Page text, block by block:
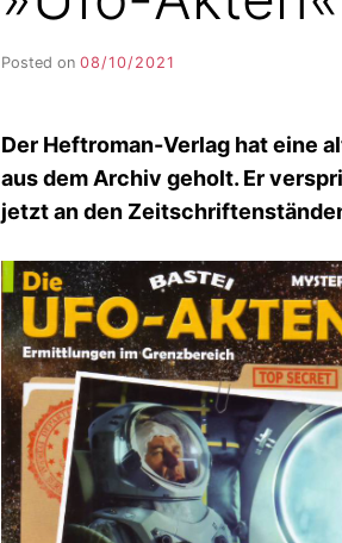
Posted on 08/10/2021
K
S
L
R
Der Heftroman-Verlag hat eine
aus dem Archiv geholt. Er
jetzt an den